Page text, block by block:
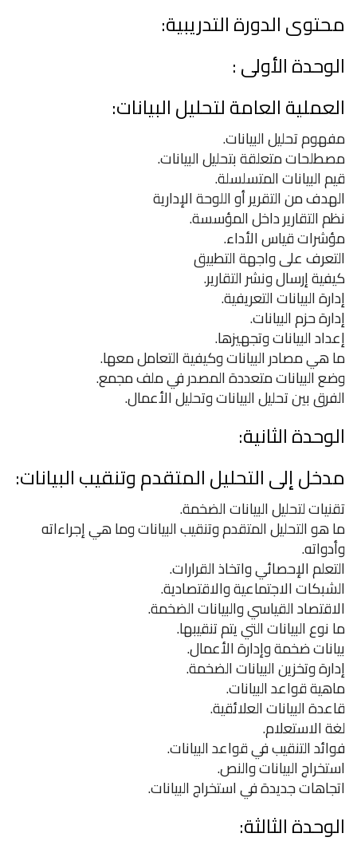
محتوى الدورة التدريبية:
الوحدة الأولى :
العملية العامة لتحليل البيانات:
مفهوم تحليل البيانات.
مصطلحات متعلقة بتحليل البيانات.
قيم البيانات المتسلسلة.
الهدف من التقرير أو اللوحة الإدارية
نظم التقارير داخل المؤسسة.
مؤشرات قياس الأداء.
التعرف على واجهة التطبيق
كيفية إرسال ونشر التقارير.
إدارة البيانات التعريفية.
إدارة حزم البيانات.
إعداد البيانات وتجهيزها.
ما هي مصادر البيانات وكيفية التعامل معها.
وضع البيانات متعددة المصدر في ملف مجمع.
الفرق بين تحليل البيانات وتحليل الأعمال.
الوحدة الثانية:
مدخل إلى التحليل المتقدم وتنقيب البيانات:
تقنيات لتحليل البيانات الضخمة.
ما هو التحليل المتقدم وتنقيب البيانات وما هي إجراءاته
وأدواته.
التعلم الإحصائي واتخاذ القرارات.
الشبكات الاجتماعية والاقتصادية.
الاقتصاد القياسي والبيانات الضخمة.
ما نوع البيانات التي يتم تنقيبها.
بيانات ضخمة وإدارة الأعمال.
إدارة وتخزين البيانات الضخمة.
ماهية قواعد البيانات.
قاعدة البيانات العلائقية.
لغة الاستعلام.
فوائد التنقيب في قواعد البيانات.
استخراج البيانات والنص.
اتجاهات جديدة في استخراج البيانات.
الوحدة الثالثة: